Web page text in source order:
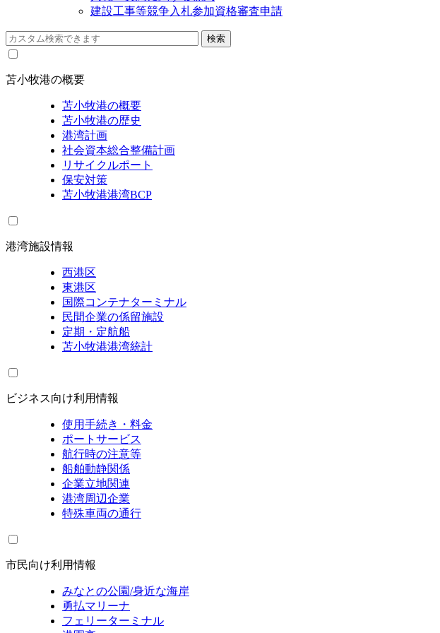
建設工事等競争入札参加資格審査申請
苫小牧港の概要
苫小牧港の概要
苫小牧港の歴史
港湾計画
社会資本総合整備計画
リサイクルポート
保安対策
苫小牧港港湾BCP
港湾施設情報
西港区
東港区
国際コンテナターミナル
民間企業の係留施設
定期・定航船
苫小牧港港湾統計
ビジネス向け利用情報
使用手続き・料金
ポートサービス
航行時の注意等
船舶動静関係
企業立地関連
港湾周辺企業
特殊車両の通行
市民向け利用情報
みなとの公園/身近な海岸
勇払マリーナ
フェリーターミナル